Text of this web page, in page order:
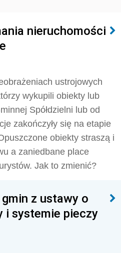
nieruchomości
ustrojowych
wykupili obiekty lub
Spółdzielni lub od
zakończyły się na etapie
obiekty straszą i
a zaniedbane place
Jak to zmienić?
z ustawy o
i systemie pieczy